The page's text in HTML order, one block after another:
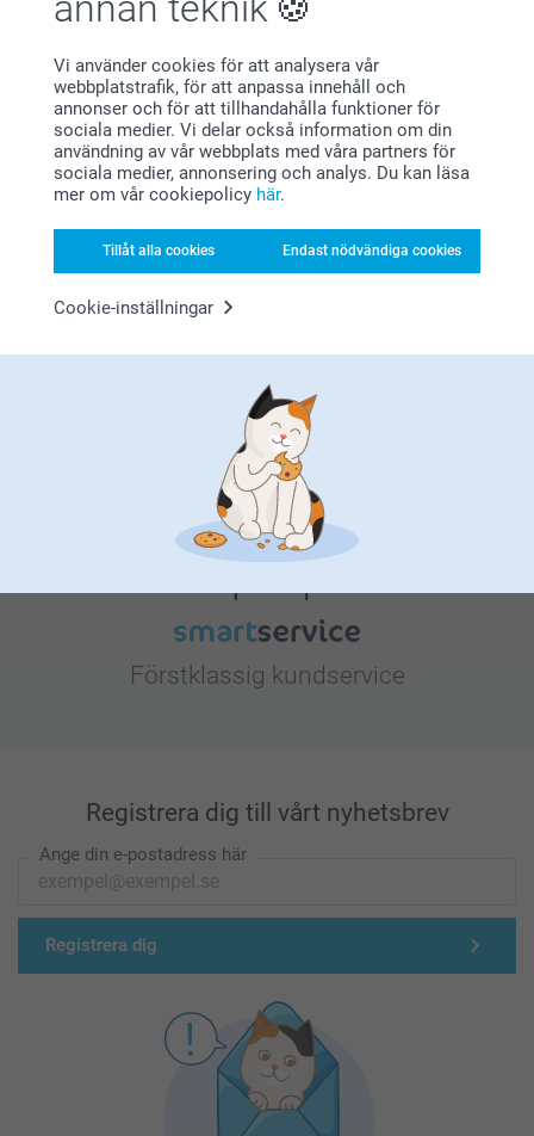
Vi använder cookies för att analysera vår
webbplatstrafik, för att anpassa innehåll och
annonser och för att tillhandahålla funktioner för
sociala medier. Vi delar också information om din
användning av vår webbplats med våra partners för
sociala medier, annonsering och analys. Du kan läsa
mer om vår cookiepolicy här.
Tillåt alla cookies Endast nödvändiga cookies
Cookie-inställningar
Bonus på alla dina köp
Letar du efter inspiration?
Förstklassig kundservice
Registrera dig till vårt nyhetsbrev
Ange din e-postadress här
Registrera dig